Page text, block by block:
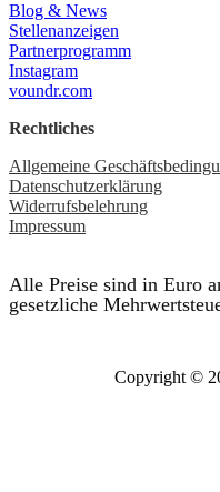
Blog & News
Stellenanzeigen
Partnerprogramm
Instagram
voundr.com
Rechtliches
Allgemeine
Datenschutzerklärung
Widerrufsbelehrung
Impressum
Alle Preise sind in Euro
gesetzliche
Copyright ©